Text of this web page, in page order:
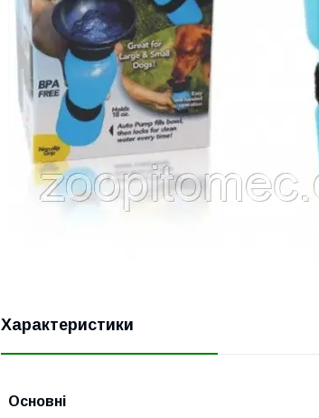
Характеристики
Основні